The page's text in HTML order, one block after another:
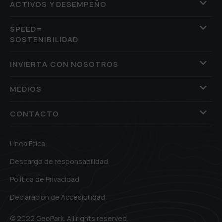
ACTIVOS Y DESEMPEÑO
SPEED=
SOSTENIBILIDAD
INVIERTA CON NOSOTROS
MEDIOS
CONTACTO
© 2022 GeoPark. All rights reserved.
Línea Ética
Descargo de responsabilidad
Política de Privacidad
Declaración de Accesibilidad